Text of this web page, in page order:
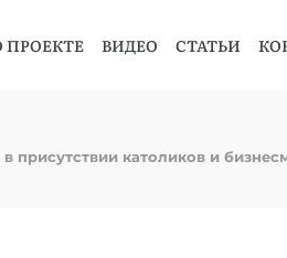
ПРОЕКТЕ ВИДЕО СТАТЬИ
присутствии католиков и